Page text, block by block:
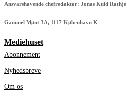
Ansvarshavende chefredaktør: Jonas Kuld Rathje
Gammel Mønt 3A, 1117 København K
Mediehuset
Abonnement
Nyhedsbreve
Om os